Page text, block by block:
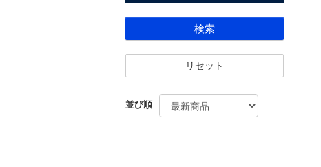
検索
リセット
並び順